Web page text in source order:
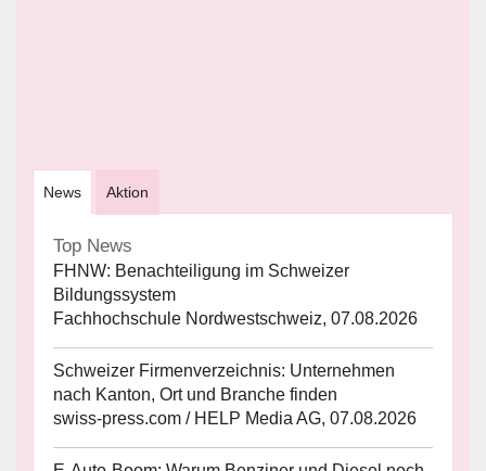
News Aktion
Top News
FHNW: Benachteiligung im Schweizer
Bildungssystem
Fachhochschule Nordwestschweiz, 07.08.2026
Schweizer Firmenverzeichnis: Unternehmen
nach Kanton, Ort und Branche finden
swiss-press.com / HELP Media AG, 07.08.2026